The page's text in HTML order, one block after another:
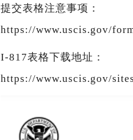
提交表格注意事项：
https://www.uscis.gov/
I-817表格下载地址：
https://www.uscis.gov/